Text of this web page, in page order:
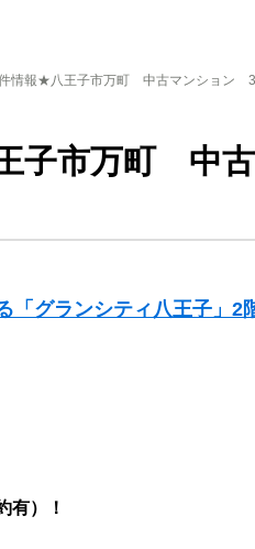
情報★八王子市万町 中古マンション
子市万町 中
グランシティ八王子」2
有）！